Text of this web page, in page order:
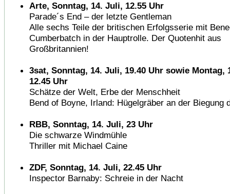
Arte, Sonntag, 14. Juli, 12.55 Uhr
Parade´s End – der letzte Gentleman
Alle sechs Teile der britischen Erfolgsserie mit
Cumberbatch in der Hauptrolle. Der Quotenhit aus
Großbritannien!
3sat, Sonntag, 14. Juli, 19.40 Uhr sowie Montag,
12.45 Uhr
Schätze der Welt, Erbe der Menschheit
Bend of Boyne, Irland: Hügelgräber an der Biegung
RBB, Sonntag, 14. Juli, 23 Uhr
Die schwarze Windmühle
Thriller mit Michael Caine
ZDF, Sonntag, 14. Juli, 22.45 Uhr
Inspector Barnaby: Schreie in der Nacht